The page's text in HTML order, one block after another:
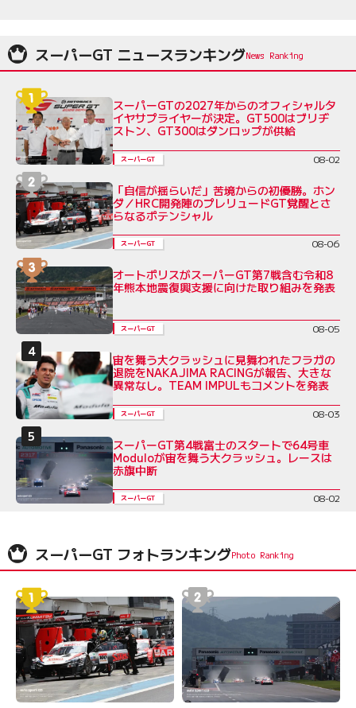
スーパーGT ニュースランキング
スーパーGTの2027年からのオフィシャルタ
イヤサプライヤーが決定。GT500はブリヂ
ストン、GT300はダンロップが供給
スーパーGT 08-02
「自信が揺らいだ」苦境からの初優勝。ホン
ダ／HRC開発陣のプレリュードGT覚醒とさ
らなるポテンシャル
スーパーGT 08-06
オートポリスがスーパーGT第7戦含む令和8
年熊本地震復興支援に向けた取り組みを発表
スーパーGT 08-05
宙を舞う大クラッシュに見舞われたフラガの
退院をNAKAJIMA RACINGが報告、大きな
異常なし。TEAM IMPULもコメントを発表
スーパーGT 08-03
スーパーGT第4戦富士のスタートで64号車
Moduloが宙を舞う大クラッシュ。レースは
赤旗中断
スーパーGT 08-02
スーパーGT フォトランキング